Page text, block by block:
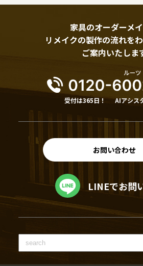
家具のオーダーメイ
リメイクの製作の流れを
ご案内いたしま
受付は365日！ AIアシス
お問い合わせ
LINEでお問